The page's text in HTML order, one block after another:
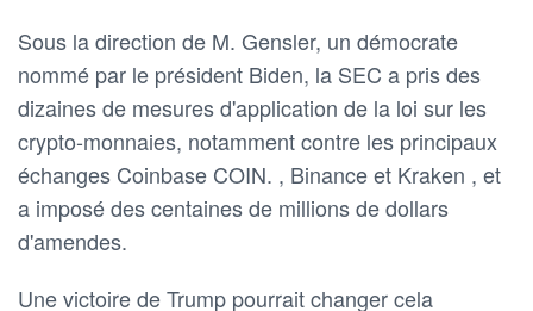
Sous la direction de M. Gensler, un démocrate
nommé par le président Biden, la SEC a pris des
dizaines de mesures d'application de la loi sur les
crypto-monnaies, notamment contre les principaux
échanges Coinbase COIN. , Binance et Kraken , et
a imposé des centaines de millions de dollars
d'amendes.
Une victoire de Trump pourrait changer cela